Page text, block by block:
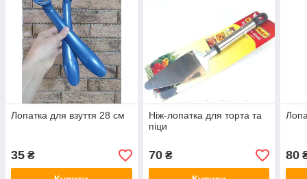
Лопатка для взуття 28 см
35 ₴
Ніж-лопатка для торта та
піци
70₴ 80